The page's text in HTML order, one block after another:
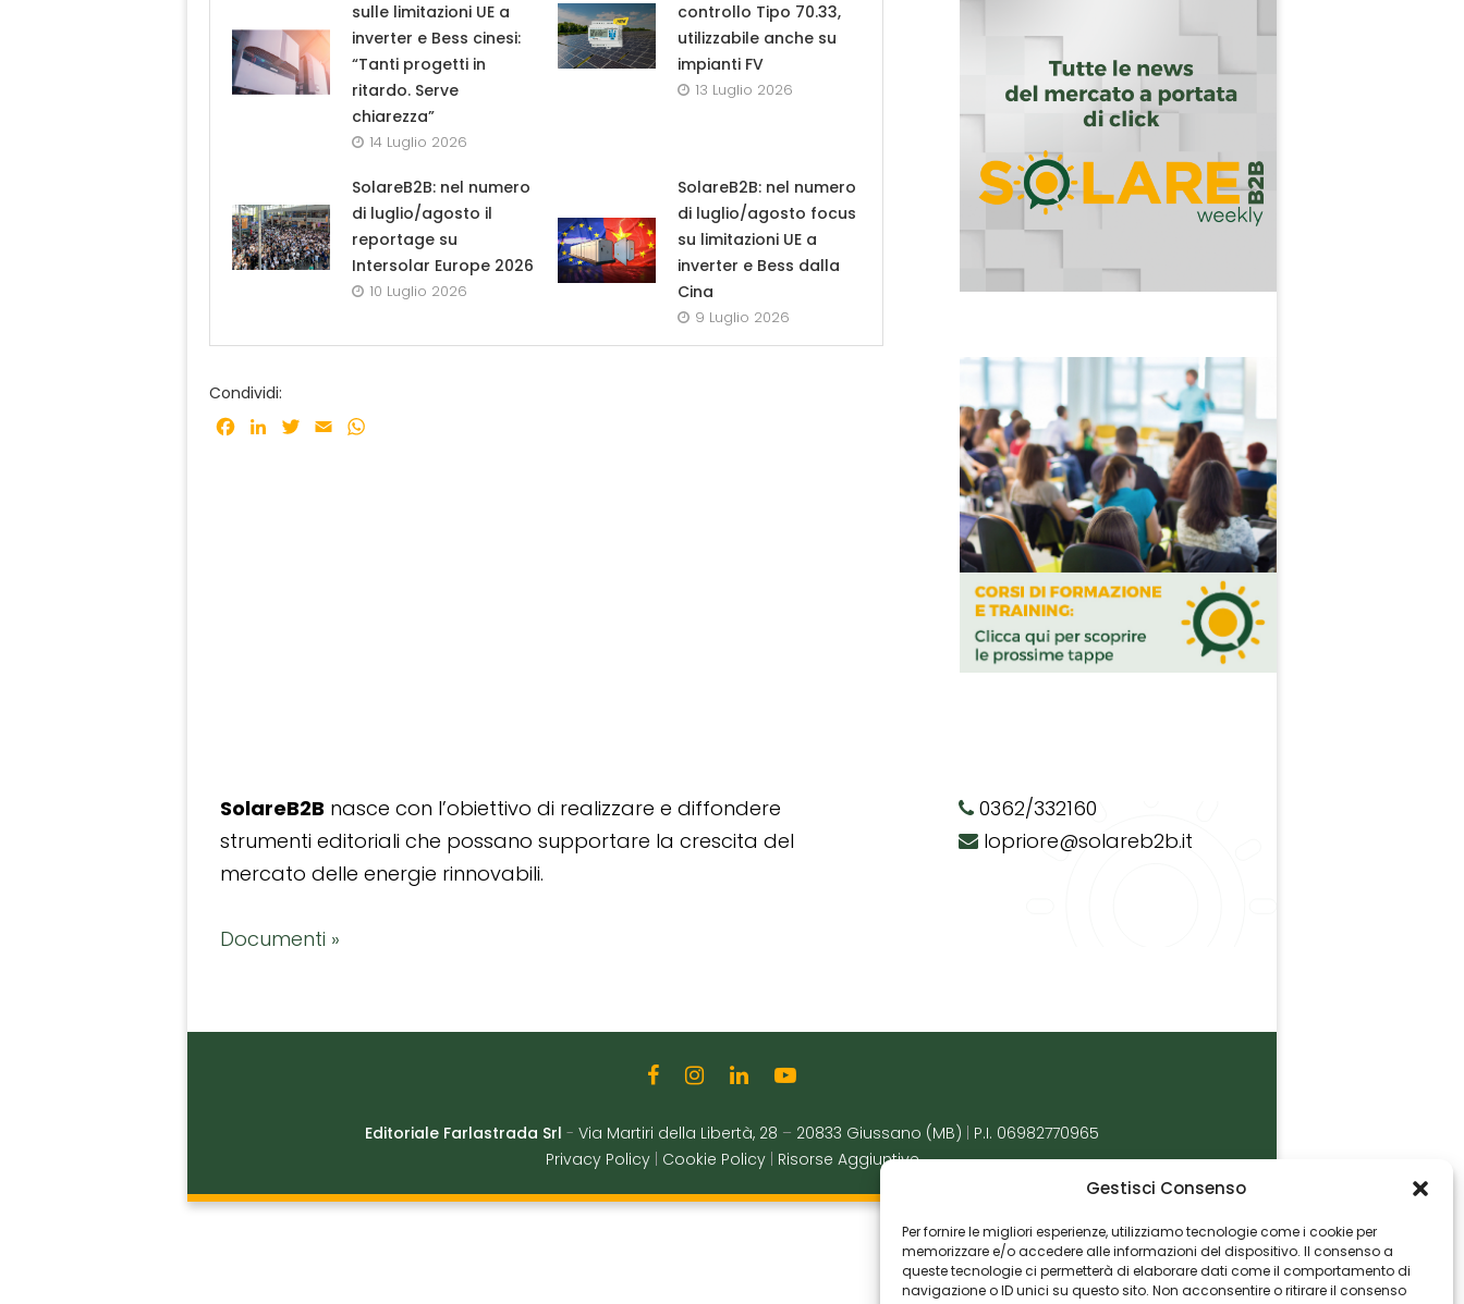
Gestisci Consenso
Per fornire le migliori esperienze, utilizziamo tecnologie come i cookie per
memorizzare e/o accedere alle informazioni del dispositivo. Il consenso a
queste tecnologie ci permetterà di elaborare dati come il comportamento di
navigazione o ID unici su questo sito. Non acconsentire o ritirare il consenso
sulle limitazioni UE a
inverter e Bess cinesi:
“Tanti progetti in
ritardo. Serve
chiarezza”
14 Luglio 2026
controllo Tipo 70.33,
utilizzabile anche su
impianti FV
13 Luglio 2026
SolareB2B: nel numero
di luglio/agosto il
reportage su
Intersolar Europe 2026
10 Luglio 2026
SolareB2B: nel numero
di luglio/agosto focus
su limitazioni UE a
inverter e Bess dalla
Cina
9 Luglio 2026
Condividi:
Facebook
LinkedInTwitter
Email
SolareB2B nasce con l’obiettivo di realizzare e diffondere
strumenti editoriali che possano supportare la crescita del
mercato delle energie rinnovabili.
Documenti »
0362/332160
lopriore@solareb2b.it
Editoriale Farlastrada Srl - Via Martiri della Libertà, 28 – 20833 Giussano (MB)
P.I. 06982770965
Privacy Policy
Cookie Policy Risorse Aggiuntive